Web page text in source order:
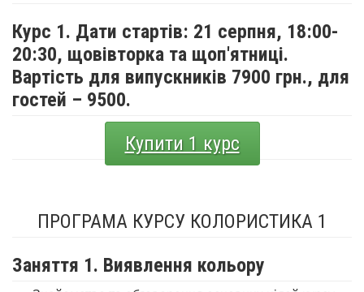
Курс 1. Дати стартів: 21 серпня, 18:00-
20:30, щовівторка та щоп'ятниці.
Вартість для випускників 7900 грн., для
гостей – 9500.
Купити 1 курс
ПРОГРАМА КУРСУ КОЛОРИСТИКА 1
Заняття 1. Виявлення кольору